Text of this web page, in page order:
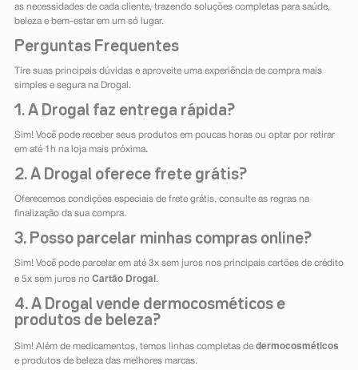
as necessidades de cada cliente, trazendo soluções completas para saúde,
beleza e bem-estar em um só lugar.
Perguntas Frequentes
Tire suas principais dúvidas e aproveite uma experiência de compra mais
simples e segura na Drogal.
1. A Drogal faz entrega rápida?
Sim! Você pode receber seus produtos em poucas horas ou optar por retirar
em até 1h na loja mais próxima.
2. A Drogal oferece frete grátis?
Oferecemos condições especiais de frete grátis, consulte as regras na
finalização da sua compra.
3. Posso parcelar minhas compras online?
Sim! Você pode parcelar em até 3x sem juros nos principais cartões de crédito
e 5x sem juros no Cartão Drogal.
4. A Drogal vende dermocosméticos e
produtos de beleza?
Sim! Além de medicamentos, temos linhas completas de dermocosméticos
e produtos de beleza das melhores marcas.